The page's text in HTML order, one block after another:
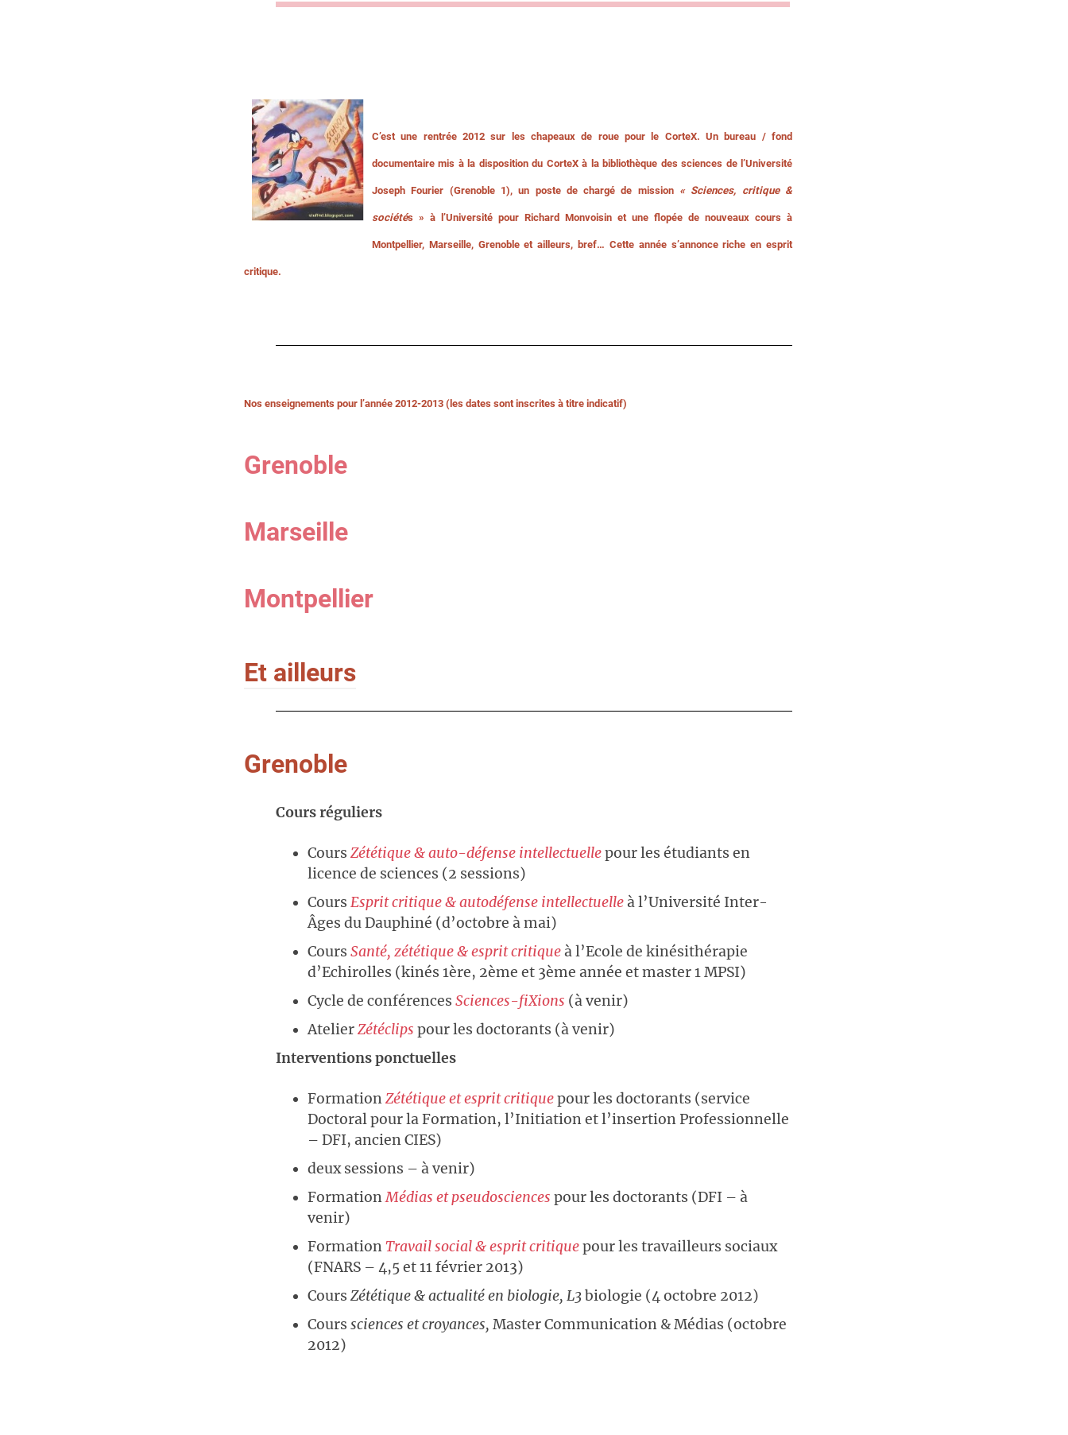
C’est une rentrée 2012 sur les chapeaux de roue pour le CorteX. Un bureau / fond
documentaire mis à la disposition du CorteX à la bibliothèque des sciences de l’Université
Joseph Fourier (Grenoble 1), un poste de chargé de mission « Sciences, critique &
sociétés » à l’Université pour Richard Monvoisin et une flopée de nouveaux cours à
Montpellier, Marseille, Grenoble et ailleurs, bref… Cette année s’annonce riche en esprit
critique.
Nos enseignements pour l’année 2012-2013 (les dates sont inscrites à titre indicatif)
Grenoble
Marseille
Montpellier
Et ailleurs
Grenoble
Cours réguliers
Cours Zététique & auto-défense intellectuellepour les étudiants en
licence de sciences (2 sessions)
Cours Esprit critique & autodéfense intellectuelleà l’Université Inter-
Âges du Dauphiné (d’octobre à mai)
Cours Santé, zététique & esprit critiqueà l’Ecole de kinésithérapie
d’Echirolles (kinés 1ère, 2ème et 3ème année et master 1 MPSI)
Cycle de conférences Sciences-fiXions (à venir)
AtelierZétéclips pour les doctorants (à venir)
Interventions ponctuelles
FormationZététique et esprit critiquepour les doctorants (service
Doctoral pour la Formation, l’Initiation et l’insertion Professionnelle
– DFI, ancien CIES)
deux sessions – à venir)
FormationMédias et pseudosciences pour les doctorants (DFI – à
venir)
FormationTravail social & esprit critiquepour les travailleurs sociaux
(FNARS – 4,5 et 11 février 2013)
Cours Zététique & actualité en biologie, L3biologie (4 octobre 2012)
Cours sciences et croyances, Master Communication & Médias (octobre
2012)